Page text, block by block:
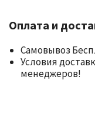
Оплата и
Самовывоз
Условия
менеджеров!